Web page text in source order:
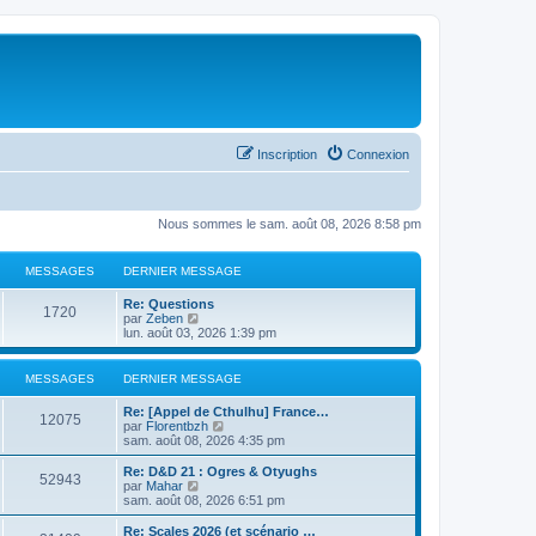
Connexion
Inscription
Nous sommes le sam. août 08, 2026 8:58 pm
MESSAGES DERNIER MESSAGE
1720
Re: Questions
par Zeben
o
n
s
u
e
r
l
e
d
r
n
i
lun. août 03, 2026 1:39 pm
MESSAGES DERNIER MESSAGE
12075
Re: [Appel de Cthulhu] France…
par Florentbzh
o
n
s
l
e
sam. août 08, 2026 4:35 pm
52943
Re: D&D 21 : Ogres & Otyughs
par Mahar
o
n
s
sam. août 08, 2026 6:51 pm
Re: Scales 2026 (et scénario …